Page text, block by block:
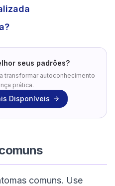
seus padrões?
transformar autoconhecimento
prática.
Disponíveis
comuns. Use